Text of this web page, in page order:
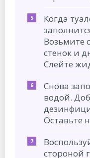
Когда
Возьмите
стенок и
Слейте
Снова
водой.
Оставьте
стороной